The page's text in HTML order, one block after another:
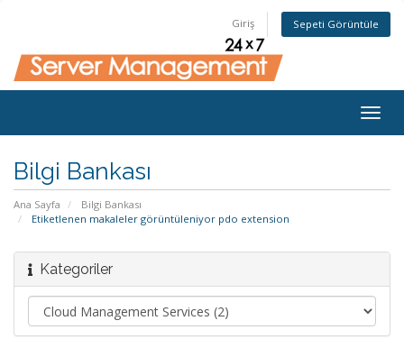
Giriş Sepeti Görüntüle
Bilgi Bankası
Ana Sayfa
Bilgi Bankası
Etiketlenen makaleler görüntüleniyor pdo extension
Kategoriler